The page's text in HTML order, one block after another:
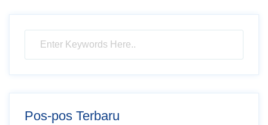
Pos-pos Terbaru